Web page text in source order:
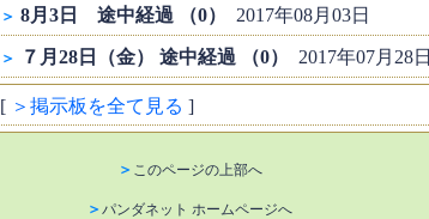
＞ 8月3日 途中経過 （0） 2017年08月03日
＞ ７月28日（金） 途中経過 （0） 2017年07月28日
[ ＞掲示板を全て見る ]
＞ このページの上部へ
＞ パンダネット ホームページへ